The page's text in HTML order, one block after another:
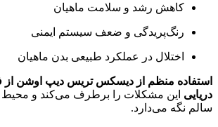
کاهش رشد و سلامت ماهیان
رنگ‌پریدگی و ضعف سیستم ایمنی
اختلال در عملکرد طبیعی بدن ماهیان
استفاده منظم از دیسکس تریس دیپ اوشن از
دریایی این مشکلات را برطرف می‌کند و محیط
سالم نگه می‌دارد.